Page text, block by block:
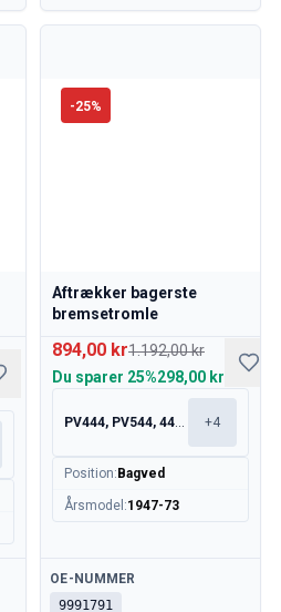
-25%
Aftrækker bagerste
bremsetromle
894,00 kr1.192,00 kr
Du sparer 25%298,00 kr
PV444, PV544, 445, 210 +4
Position: Bagved
Årsmodel :1947-73
Tilgængelig
OE-NUMMER
9991791